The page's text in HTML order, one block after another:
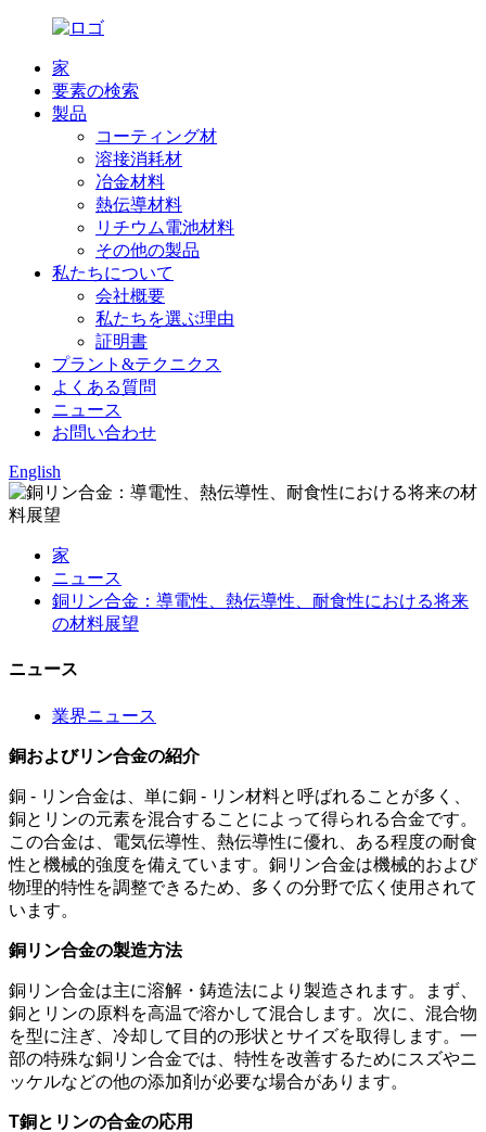
家
要素の検索
製品
コーティング材
溶接消耗材
冶金材料
熱伝導材料
リチウム電池材料
その他の製品
私たちについて
会社概要
私たちを選ぶ理由
証明書
プラント&テクニクス
よくある質問
ニュース
お問い合わせ
English
家
ニュース
銅リン合金：導電性、熱伝導性、耐食性における将来
の材料展望
ニュース
業界ニュース
銅およびリン合金の紹介
銅 - リン合金は、単に銅 - リン材料と呼ばれることが多く、
銅とリンの元素を混合することによって得られる合金です。
この合金は、電気伝導性、熱伝導性に優れ、ある程度の耐食
性と機械的強度を備えています。銅リン合金は機械的および
物理的特性を調整できるため、多くの分野で広く使用されて
います。
銅リン合金の製造方法
銅リン合金は主に溶解・鋳造法により製造されます。まず、
銅とリンの原料を高温で溶かして混合します。次に、混合物
を型に注ぎ、冷却して目的の形状とサイズを取得します。一
部の特殊な銅リン合金では、特性を改善するためにスズやニ
ッケルなどの他の添加剤が必要な場合があります。
T銅とリンの合金の応用